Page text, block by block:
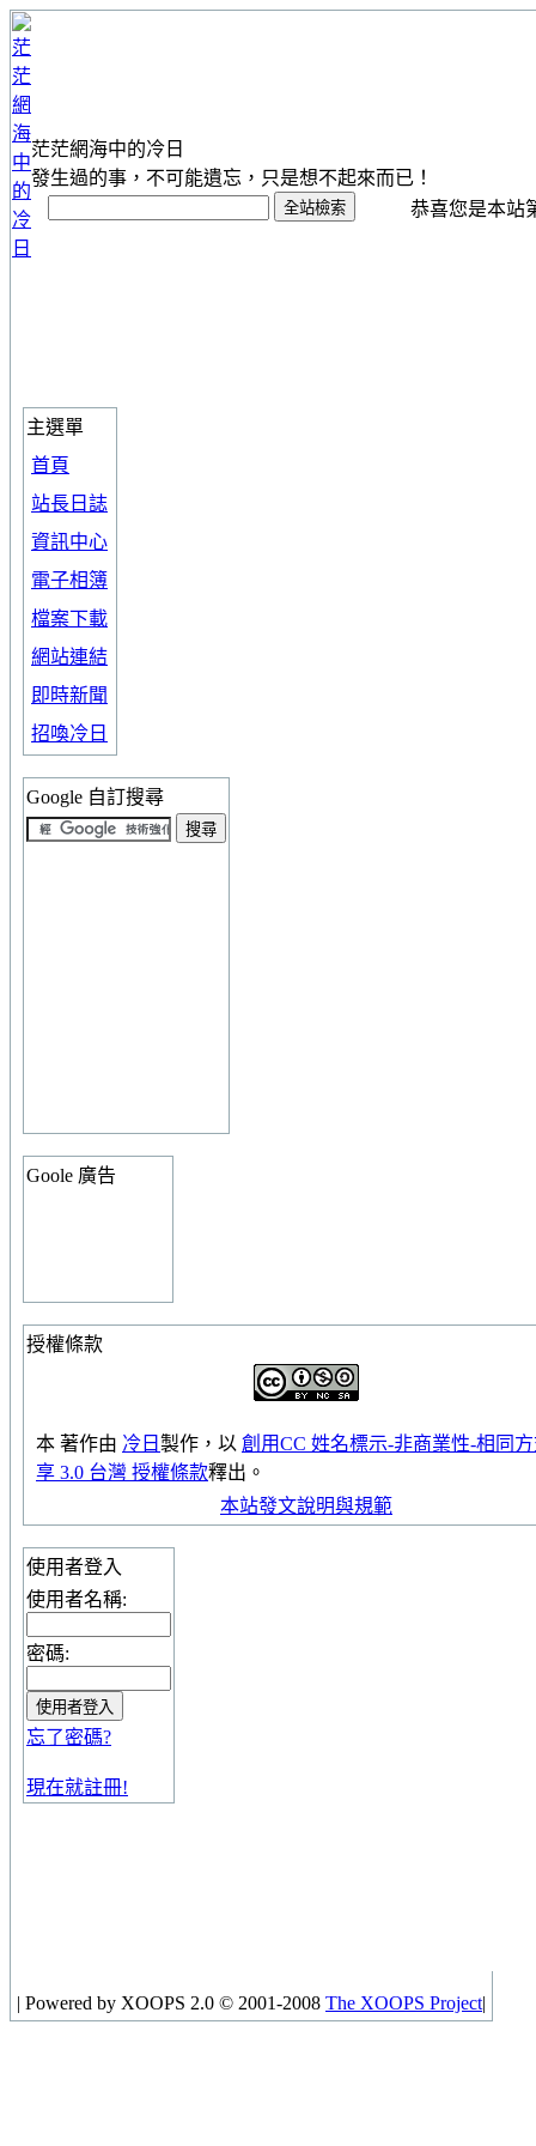
茫茫網海中的冷日
發生過的事，不可能遺忘，只是想不起來而已！
恭喜您是本站
主選單
首頁
站長日誌
資訊中心
電子相簿
檔案下載
網站連結
即時新聞
招喚冷日
Google 自訂搜尋
Goole 廣告
授權條款
本 著作由 冷日 製作，以 創用CC 姓名標示-非商業性-相同
享 3.0 台灣 授權條款釋出。
本站發文說明與規範
使用者登入
使用者名稱:
密碼:
忘了密碼?
現在就註冊!
| Powered by XOOPS 2.0 © 2001-2008 The XOOPS Project|